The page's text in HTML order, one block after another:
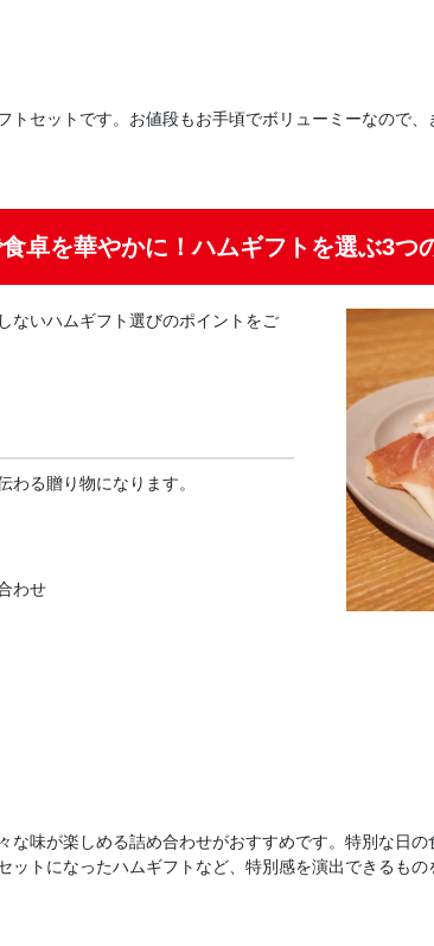
セットです。お値段もお手頃でボリューミーなので
卓を華やかに！ハムギフトを選ぶ3つ
ないハムギフト選びのポイントをご
る贈り物になります。
わせ
味が楽しめる詰め合わせがおすすめです。特別な日
トになったハムギフトなど、特別感を演出できるもの